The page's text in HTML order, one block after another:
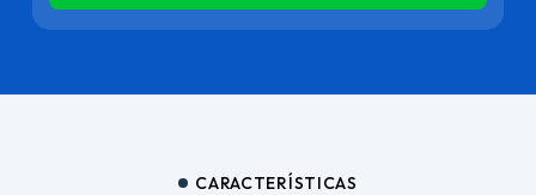
CARACTERÍSTICAS